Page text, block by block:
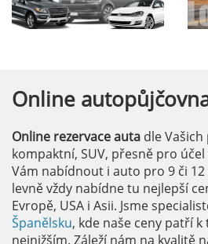
Online
Online rezervace auta dle
kompaktní, SUV, přesně pro
Vám nabídnout i auto pro 9 či
levně vždy nabídne tu nejlepší
Evropě, USA i Asii. Jsme
Španělsku, kde naše ceny patří
nejnižším. Záleží nám na kvalitě